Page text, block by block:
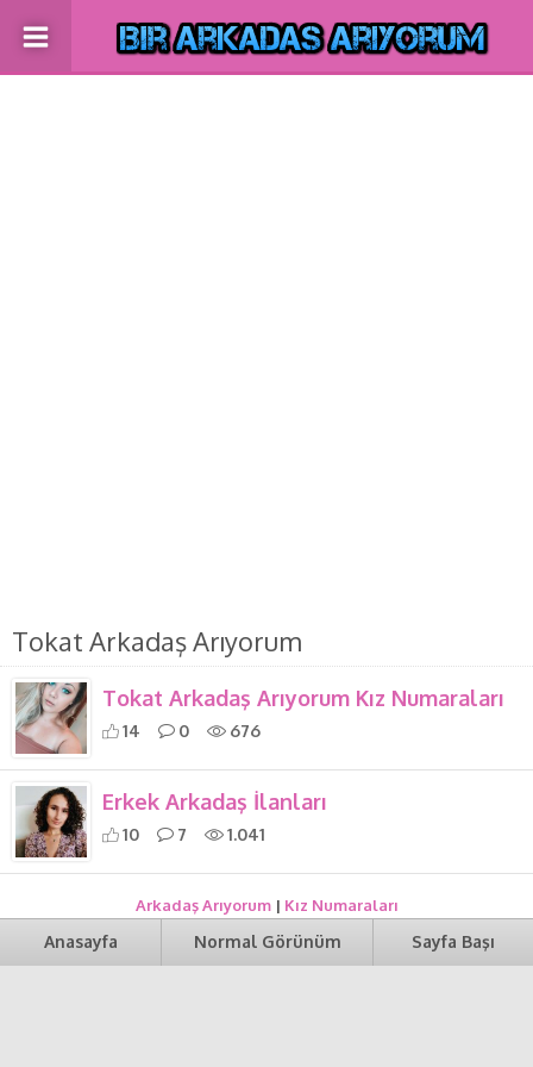
Tokat Arkadaş Arıyorum
Tokat Arkadaş Arıyorum Kız Numaraları
14 0 676
Erkek Arkadaş İlanları
10 7 1.041
Arkadaş Arıyorum| Kız Numaraları
Anasayfa Normal Görünüm Sayfa Başı